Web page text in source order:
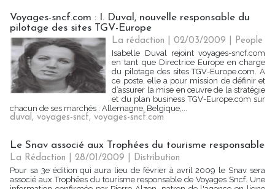
Voyages-sncf.com : I. Duval, nouvelle responsable du
pilotage des sites TGV-Europe
La rédaction | 02/03/2009
People
Isabelle Duval rejoint voyages-sncf.com
en tant que Directrice Europe en charge
du pilotage des sites TGV-Europe.com. A
ce poste, elle a pour mission de définir et
d’assurer la mise en œuvre de la stratégie
et du plan business TGV-Europe.com sur
chacun de ses marchés : Allemagne, Belgique,...
duval, voyages-sncf, voyages-sncf.com
Le Snav associé aux Trophées du tourisme responsable
La Rédaction | 28/01/2009
Distribution
Pour sa 3e édition qui aura lieu de février à avril 2009 le Snav sera
associé aux Trophées du tourisme responsable de Voyages Sncf. Une